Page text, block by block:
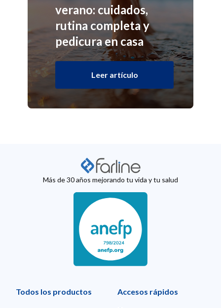
verano: cuidados,
rutina completa y
pedicura en casa
Leer artículo
Más de 30 años mejorando tu vida y tu salud
Todos los productos Accesos rápidos